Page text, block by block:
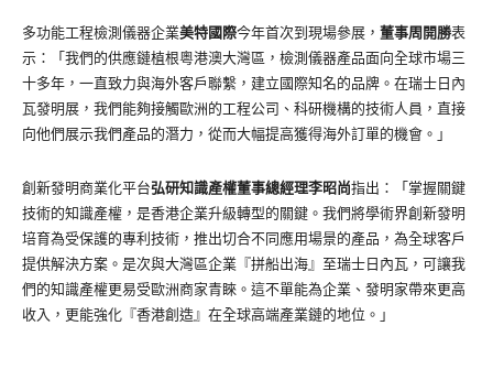
多功能工程檢測儀器企業美特國際今年首次到現場參展， 董事周開勝表
示：「我們的供應鏈植根粵港澳大灣區，檢測儀器產品面向全球市場三
十多年，一直致力與海外客戶聯繫，建立國際知名的品牌。在瑞士日內
瓦發明展，我們能夠接觸歐洲的工程公司、科研機構的技術人員，直接
向他們展示我們產品的潛力，從而大幅提高獲得海外訂單的機會。」
創新發明商業化平台弘研知識產權董事總經理李昭尚指出：「掌握關鍵
技術的知識產權，是香港企業升級轉型的關鍵。我們將學術界創新發明
培育為受保護的專利技術，推出切合不同應用場景的產品，為全球客戶
提供解決方案。是次與大灣區企業『拼船出海』至瑞士日內瓦，可讓我
們的知識產權更易受歐洲商家青睞。這不單能為企業、發明家帶來更高
收入，更能強化『香港創造』在全球高端產業鏈的地位。」